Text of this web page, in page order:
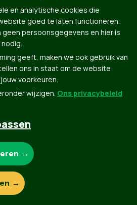
en analytische cookies die
goed te laten functioneren.
persoonsgegevens en hier is
geeft, maken we ook gebruik van
ons in staat om de website
voorkeuren.
wijzigen. Ons privacybeleid
cookies: